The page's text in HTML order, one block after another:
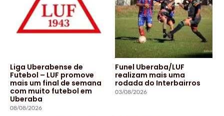
Liga Uberabense de
Futebol – LUF promove
mais um final de semana
com muito futebol em
Uberaba
08/08/2026
Funel Uberaba/LUF
realizam mais uma
rodada do Interbairros
03/08/2026